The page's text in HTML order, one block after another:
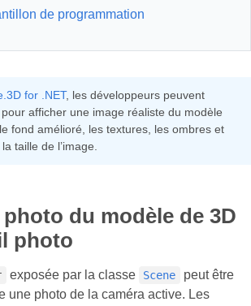
de programmation
for .NET, les développeurs peuvent
afficher une image réaliste du modèle
fond amélioré, les textures, les ombres et
taille de l’image.
du modèle de 3D
photo
exposée par la classe Scene
peut être
une photo de la caméra active. Les